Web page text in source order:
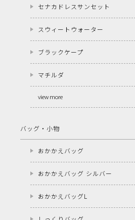
セナカドレスサンセット
スウィートウォーター
ブラックケープ
マチルダ
view more
バッグ・小物
おかかえバッグ
おかかえバッグ シルバー
おかかえバッグL